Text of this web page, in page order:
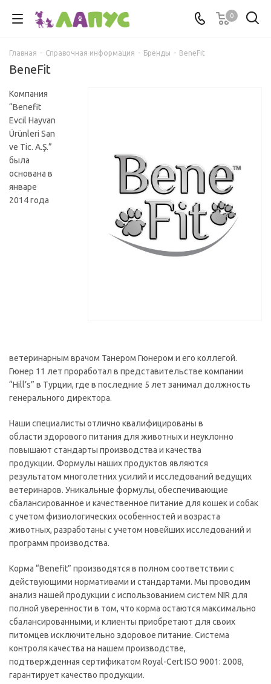
0
Главная - Справочная информация - Бренды - BeneFit
BeneFit
Компания
“Benefit
Evcil Hayvan
Ürünleri San
ve Tic. A.Ş.”
была
основана в
январе
2014 года
ветеринарным врачом Танером Гюнером и его коллегой.
Гюнер 11 лет проработал в представительстве компании
“Hill’s” в Турции, где в последние 5 лет занимал должность
генерального директора.
Наши специалисты отлично квалифицированы в
области здорового питания для животных и неуклонно
повышают стандарты производства и качества
продукции. Формулы наших продуктов являются
результатом многолетних усилий и исследований ведущих
ветеринаров. Уникальные формулы, обеспечивающие
сбалансированное и качественное питание для кошек и собак
с учетом физиологических особенностей и возраста
животных, разработаны с учетом новейших исследований и
программ производства.
Корма “Benefit” производятся в полном соответствии с
действующими нормативами и стандартами. Мы проводим
анализ нашей продукции с использованием систем NIR для
полной уверенности в том, что корма остаются максимально
сбалансированными, и клиенты приобретают для своих
питомцев исключительно здоровое питание. Система
контроля качества на нашем производстве,
подтвержденная сертификатом Royal-Cert ISO 9001: 2008,
гарантирует качество продукции.